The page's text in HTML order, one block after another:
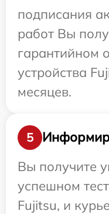
подписания
работ Вы
гарантийном
устройства
месяцев.
5
Вы получите
успешном
Fujitsu, и